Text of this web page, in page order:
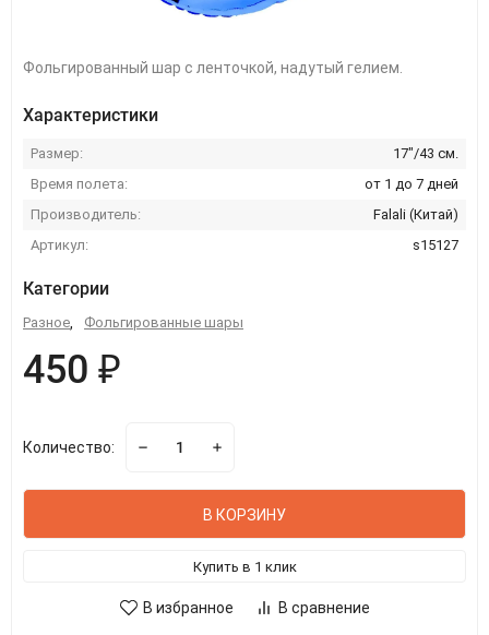
Фольгированный шар с ленточкой, надутый гелием.
Характеристики
Размер:
17"/43 см.
Время полета:
от 1 до 7 дней
Производитель:
Falali (Китай)
Артикул:
s15127
Категории
Разное, Фольгированные шары
450 ₽
Количество:
В КОРЗИНУ
Купить в 1 клик
В избранное В сравнение